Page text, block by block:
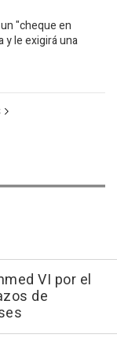
"cheque en
y le exigirá una
VI por el
de